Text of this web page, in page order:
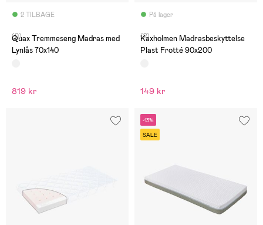
2 TILBAGE
(0)
Quax Tremmeseng Madras med
Lynlås 70x140
819 kr
På lager
(2)
Kaxholmen Madrasbeskyttelse
Plast Frotté 90x200
149 kr
-13%
SALE